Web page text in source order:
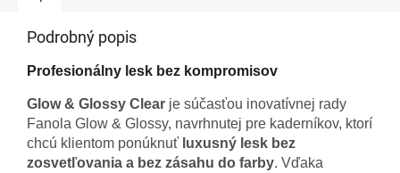
Podrobný popis
Profesionálny lesk bez kompromisov
Glow & Glossy Clear je súčasťou inovatívnej rady
Fanola Glow & Glossy, navrhnutej pre kaderníkov, ktorí
chcú klientom ponúknuť luxusný lesk bez
zosvetľovania a bez zásahu do farby. Vďaka